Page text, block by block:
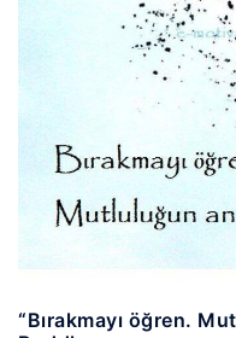
“Bırakmayı öğren.